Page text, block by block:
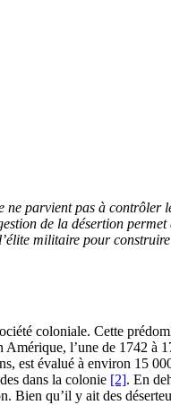
parvient pas à
de la désertion
militaire pour
coloniale. Cette
l’une de 1742
est évalué à environ 15
dans la colonie [2]. En
qu’il y ait des